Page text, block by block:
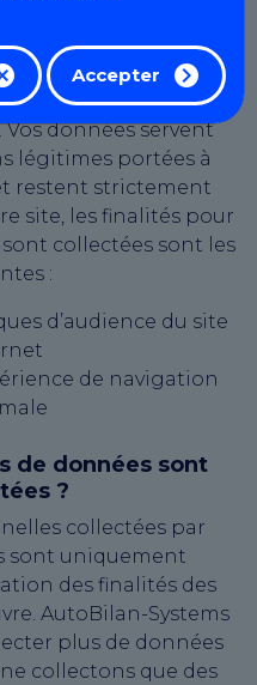
Accepter
à traiter vos
le strict respect de
en aucun cas les
Vos données servent
légitimes portées à
restent strictement
site, les finalités pour
collectées sont les
:
d’audience du site
de navigation
de données sont
?
collectées par
sont uniquement
des finalités des
AutoBilan-Systems
plus de données
collectons que des